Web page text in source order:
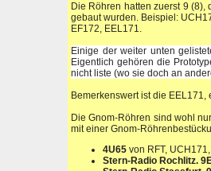
Die Röhren hatten zuerst 9 (8),
gebaut wurden. Beispiel:
EF172, EEL171.
Einige der weiter unten
Eigentlich gehören die
nicht liste (wo sie doch an
Bemerkenswert ist die
Die Gnom-Röhren sind wohl
mit einer Gnom-
4U65 von RFT,
Stern-Radio Rochlitz.